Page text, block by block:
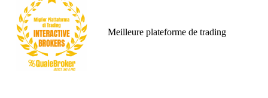
Meilleure plateforme de trading